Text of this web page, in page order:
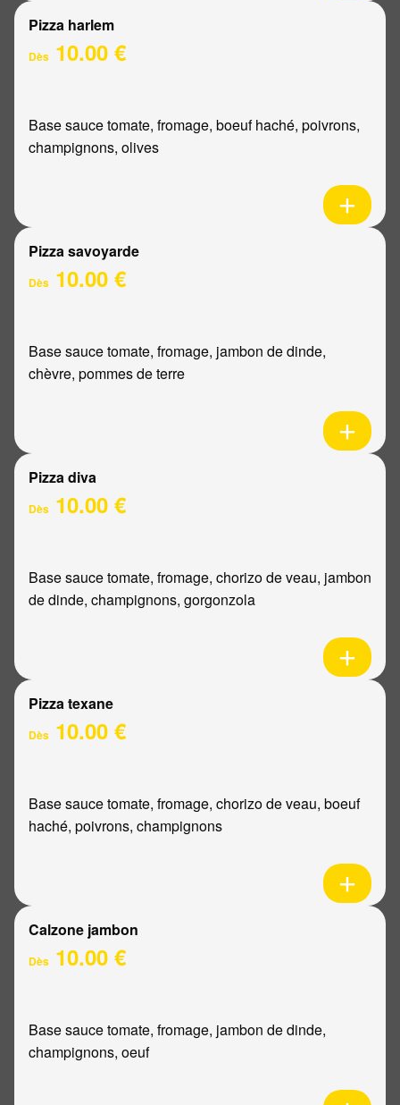
Pizza harlem
Dès 10.00 €
Base sauce tomate, fromage, boeuf haché, poivrons,
champignons, olives
Pizza savoyarde
Dès 10.00 €
Base sauce tomate, fromage, jambon de dinde,
chèvre, pommes de terre
Pizza diva
Dès 10.00 €
Base sauce tomate, fromage, chorizo de veau, jambon
de dinde, champignons, gorgonzola
Pizza texane
Dès 10.00 €
Base sauce tomate, fromage, chorizo de veau, boeuf
haché, poivrons, champignons
Calzone jambon
Dès 10.00 €
Base sauce tomate, fromage, jambon de dinde,
champignons, oeuf